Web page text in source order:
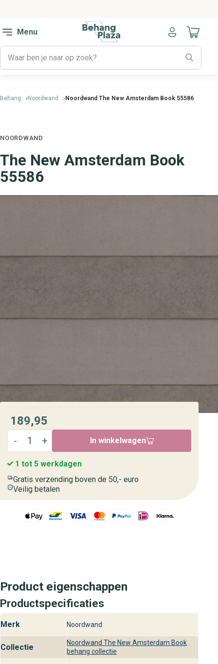
Menu
Naar
Behang Noordwand Noordwand The New Amsterdam Book 55586
NOORDWAND
The New Amsterdam Book
55586
189,95
In winkelwagen
1 tot 5 werkdagen
Gratis verzending boven de 50,- euro
Veilig betalen
Product eigenschappen
Productspecificaties
Merk Noordwand
Collectie
Noordwand The New Amsterdam Book
behang collectie